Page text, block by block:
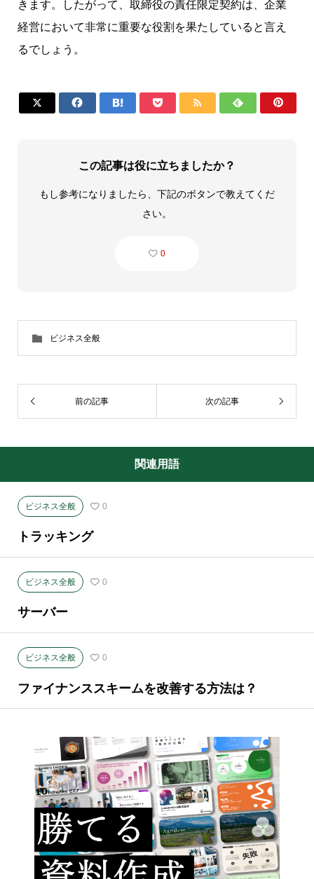
きます。したがって、取締役の責任限定契約は、企業
経営において非常に重要な役割を果たしていると言え
るでしょう。
      
この記事は役に立ちましたか？
もし参考になりましたら、下記のボタンで教えてくだ
さい。
0
ビジネス全般
前の記事 次の記事
関連用語
ビジネス全般 0
トラッキング
ビジネス全般 0
サーバー
ビジネス全般 0
ファイナンススキームを改善する方法は？